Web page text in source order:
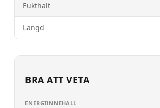
Fukthalt
Längd
BRA ATT VETA
ENERGIINNEHÅLL